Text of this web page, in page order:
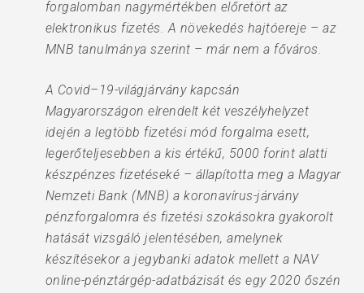
forgalomban nagymértékben előretört az
elektronikus fizetés. A növekedés hajtóereje – az
MNB tanulmánya szerint – már nem a főváros.
A Covid–19-világjárvány kapcsán
Magyarországon elrendelt két veszélyhelyzet
idején a legtöbb fizetési mód forgalma esett,
legerőteljesebben a kis értékű, 5000 forint alatti
készpénzes fizetéseké – állapította meg a Magyar
Nemzeti Bank (MNB) a koronavírus-járvány
pénzforgalomra és fizetési szokásokra gyakorolt
hatását vizsgáló jelentésében, amelynek
készítésekor a jegybanki adatok mellett a NAV
online-pénztárgép-adatbázisát és egy 2020 őszén